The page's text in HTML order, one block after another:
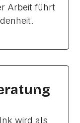
Arbeit führt
wird als